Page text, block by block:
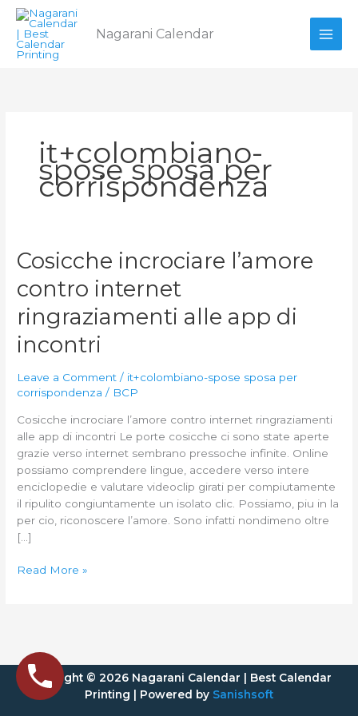
Skip
content
Nagarani Calendar
it+colombiano-
spose sposa per
corrispondenza
Cosicche incrociare l’amore
contro internet
ringraziamenti alle app di
incontri
Leave a Comment / it+colombiano-spose sposa per
corrispondenza / BCP
Cosicche incrociare l’amore contro internet ringraziamenti
alle app di incontri Le porte cosicche ci sono state aperte
grazie verso internet sembrano pressoche infinite. Online
possiamo comprendere lingue, accedere verso intere
enciclopedie e valutare videoclip girati per compiutamente
il ripulito congiuntamente un isolato clic. Possiamo, piu in la
per cio, riconoscere l’amore. Sono infatti nondimeno oltre
[…]
Cosicche
incrociare
l’amore
contro
internet
ringraziamenti
alle
app
di
Read More »
Copyright © 2026 Nagarani Calendar | Best Calendar
Printing | Powered by Sanishsoft